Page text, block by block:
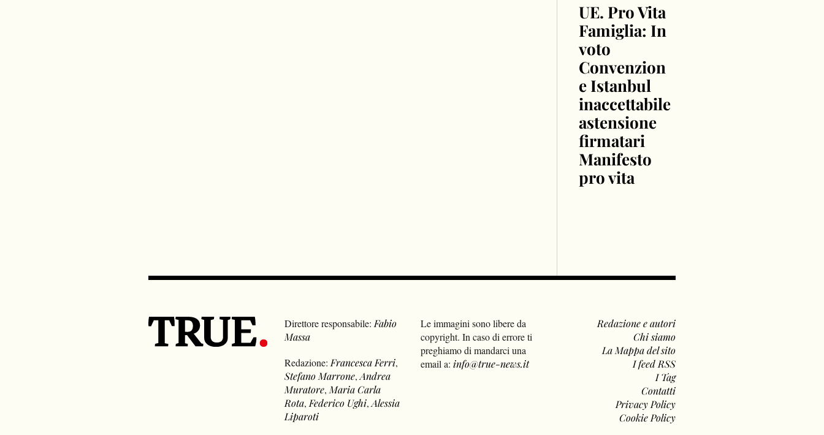
UE. Pro Vita
Famiglia: In
voto
Convenzion
e Istanbul
inaccettabile
astensione
firmatari
Manifesto
pro vita
Direttore responsabile: Fabio
Massa
Redazione: Francesca Ferri,
Stefano Marrone,Andrea
Muratore, Maria Carla
Rota, Federico Ughi,Alessia
Liparoti
Le immagini sono libere da
copyright. In caso di errore ti
preghiamo di mandarci una
email a: info@true-news.it
Redazione e autori
Chi siamo
La Mappa del sito
I feed RSS
I Tag
Contatti
Privacy Policy
Cookie Policy